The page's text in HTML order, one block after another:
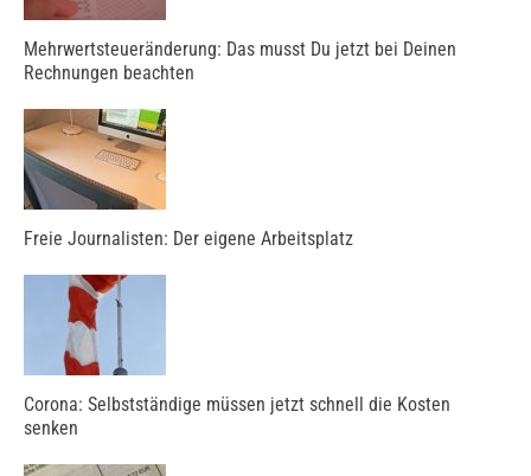
Mehrwertsteueränderung: Das musst Du jetzt bei Deinen
Rechnungen beachten
Freie Journalisten: Der eigene Arbeitsplatz
Corona: Selbstständige müssen jetzt schnell die Kosten
senken